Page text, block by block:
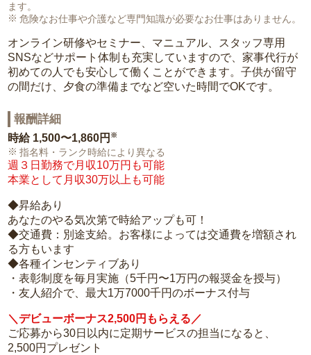
ます。
危険なお仕事や介護など専門知識が必要なお仕事はありません。
オンライン研修やセミナー、マニュアル、スタッフ専用
SNSなどサポート体制も充実していますので、家事代行が
初めての人でも安心して働くことができます。子供が留守
の間だけ、夕食の準備までなど空いた時間でOKです。
報酬詳細
時給 1,500〜1,860円 ※
指名料・ランク時給により異なる
週３日勤務で月収10万円も可能
本業として月収30万以上も可能
◆昇給あり
あなたのやる気次第で時給アップも可！
◆交通費：別途支給。お客様によっては交通費を増額され
る方もいます
◆各種インセンティブあり
・表彰制度を毎月実施（5千円〜1万円の報奨金を授与）
・友人紹介で、最大1万7000千円のボーナス付与
＼デビューボーナス2,500円もらえる／
ご応募から30日以内に定期サービスの担当になると、
2,500円プレゼント